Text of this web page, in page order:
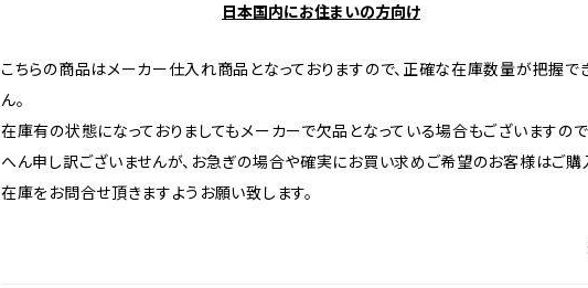
日本国内にお住まいの方向け
こちらの商品はメーカー仕入れ商品となっておりますので、正確な在庫数量が把握で
ん。
在庫有の状態になっておりましてもメーカーで欠品となっている場合もございますので
へん申し訳ございませんが、お急ぎの場合や確実にお買い求めご希望のお客様はご購
在庫をお問合せ頂きますようお願い致します。